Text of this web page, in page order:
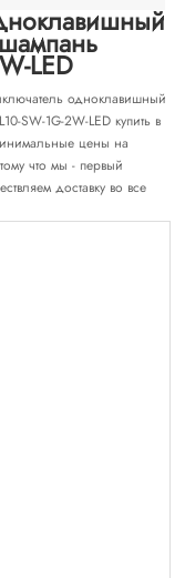
LED
одноклавишный
SW-1G-2W-LED купить в
цены на
что мы - первый
доставку во все